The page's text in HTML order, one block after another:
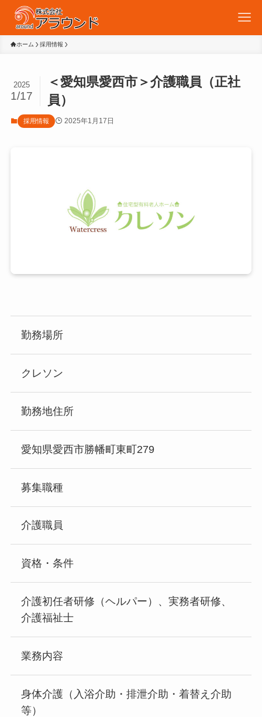
ホーム 採用情報
＜愛知県愛西市＞介護職員（正社
員）
2025
1/17
採用情報 2025年1月17日
勤務場所
クレソン
勤務地住所
愛知県愛西市勝幡町東町279
募集職種
介護職員
資格・条件
介護初任者研修（ヘルパー）、実務者研修、
介護福祉士
業務内容
身体介護（入浴介助・排泄介助・着替え介助
等）